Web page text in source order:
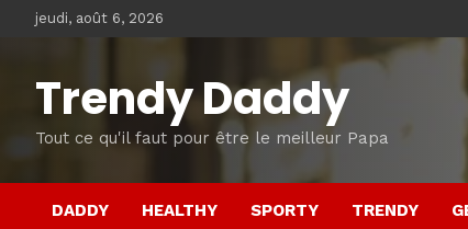
jeudi, août 6, 2026
Trendy Daddy
Tout ce qu'il faut pour être le meilleur Papa
DADDY HEALTHY SPORTY TRENDY